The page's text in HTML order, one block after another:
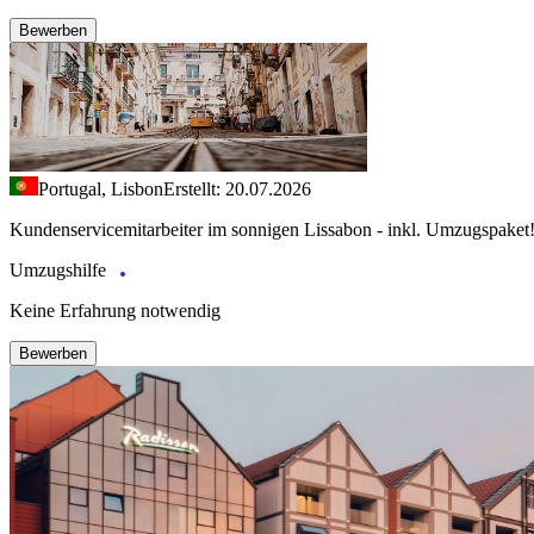
Bewerben
Portugal, LisbonErstellt: 20.07.2026
Kundenservicemitarbeiter im sonnigen Lissabon - inkl. Umzugspaket!
Umzugshilfe
Keine Erfahrung notwendig
Bewerben